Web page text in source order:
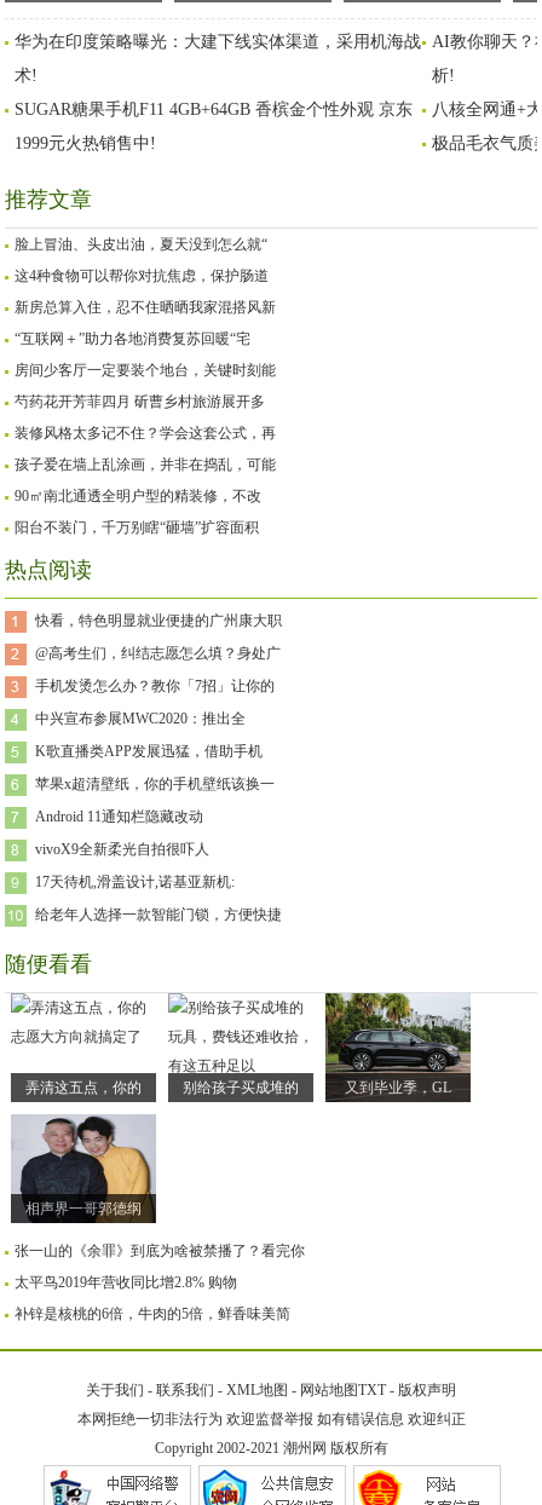
轻资产模式实现上市，
这是最快成功方法吗？
领智能支付，中国人走
在了世界前列！
亮自己的路。VIVO如何
破除成长困局？
华为在印度策略曝光：大建下线实体渠道，采用机海战
术!
AI教你聊天？
析!
SUGAR糖果手机F11 4GB+64GB 香槟金个性外观 京东
1999元火热销售中!
八核全网通+
极品毛衣气质
推荐文章
脸上冒油、头皮出油，夏天没到怎么就“
这4种食物可以帮你对抗焦虑，保护肠道
新房总算入住，忍不住晒晒我家混搭风新
“互联网＋”助力各地消费复苏回暖“宅
房间少客厅一定要装个地台，关键时刻能
芍药花开芳菲四月 斫曹乡村旅游展开多
装修风格太多记不住？学会这套公式，再
孩子爱在墙上乱涂画，并非在捣乱，可能
90㎡南北通透全明户型的精装修，不改
阳台不装门，千万别瞎“砸墙”扩容面积
热点阅读
快看，特色明显就业便捷的广州康大职
@高考生们，纠结志愿怎么填？身处广
手机发烫怎么办？教你「7招」让你的
中兴宣布参展MWC2020：推出全
K歌直播类APP发展迅猛，借助手机
苹果x超清壁纸，你的手机壁纸该换一
Android 11通知栏隐藏改动
vivoX9全新柔光自拍很吓人
17天待机,滑盖设计,诺基亚新机:
给老年人选择一款智能门锁，方便快捷
随便看看
弄清这五点，你的 别给孩子买成堆的 又到毕业季，GL
相声界一哥郭德纲
张一山的《余罪》到底为啥被禁播了？看完你
太平鸟2019年营收同比增2.8% 购物
补锌是核桃的6倍，牛肉的5倍，鲜香味美简
关于我们 - 联系我们 - XML地图 - 网站地图TXT- 版权声明
本网拒绝一切非法行为 欢迎监督举报 如有错误信息 欢迎纠正
Copyright 2002-2021 潮州网 版权所有